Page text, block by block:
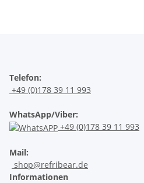
Telefon:
+49 (0)178 39 11 993
WhatsApp/Viber:
+49 (0)178 39 11 993
Mail:
shop@refribear.de
Informationen